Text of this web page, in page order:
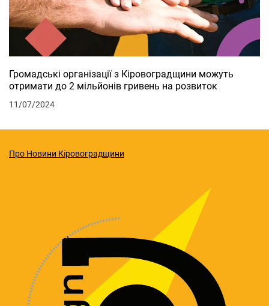
Громадські організації з Кіровоградщини можуть
отримати до 2 мільйонів гривень на розвиток
11/07/2024
Про Новини Кіровоградщини